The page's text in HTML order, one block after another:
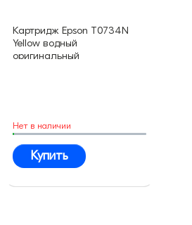
Картридж Epson T0734N
Yellow водный
оригинальный
Нет в наличии
Купить